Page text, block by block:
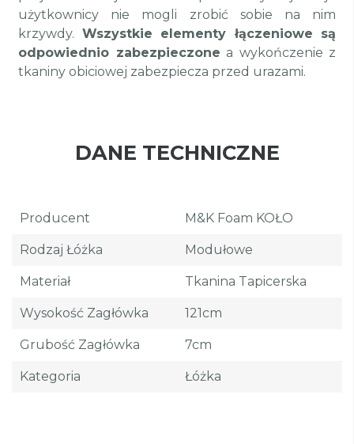
użytkownicy nie mogli zrobić sobie na nim
krzywdy. Wszystkie elementy łączeniowe są
odpowiednio zabezpieczone a wykończenie z
tkaniny obiciowej zabezpiecza przed urazami.
DANE TECHNICZNE
Producent M&K Foam KOŁO
Rodzaj Łóżka Modułowe
Materiał Tkanina Tapicerska
Wysokość Zagłówka 121cm
Grubość Zagłówka 7cm
Kategoria Łóżka